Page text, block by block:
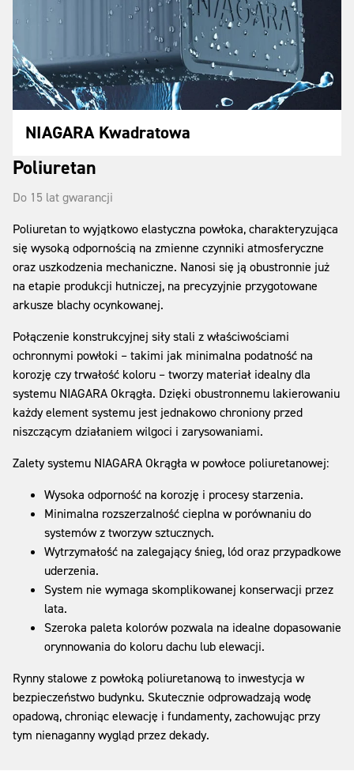
NIAGARA Kwadratowa
Poliuretan
Do 15 lat gwarancji
Poliuretan to wyjątkowo elastyczna powłoka, charakteryzująca
się wysoką odpornością na zmienne czynniki atmosferyczne
oraz uszkodzenia mechaniczne. Nanosi się ją obustronnie już
na etapie produkcji hutniczej, na precyzyjnie przygotowane
arkusze blachy ocynkowanej.
Połączenie konstrukcyjnej siły stali z właściwościami
ochronnymi powłoki – takimi jak minimalna podatność na
korozję czy trwałość koloru – tworzy materiał idealny dla
systemu NIAGARA Okrągła. Dzięki obustronnemu lakierowaniu
każdy element systemu jest jednakowo chroniony przed
niszczącym działaniem wilgoci i zarysowaniami.
Zalety systemu NIAGARA Okrągła w powłoce poliuretanowej:
Wysoka odporność na korozję i procesy starzenia.
Minimalna rozszerzalność cieplna w porównaniu do
systemów z tworzyw sztucznych.
Wytrzymałość na zalegający śnieg, lód oraz przypadkowe
uderzenia.
System nie wymaga skomplikowanej konserwacji przez
lata.
Szeroka paleta kolorów pozwala na idealne dopasowanie
orynnowania do koloru dachu lub elewacji.
Rynny stalowe z powłoką poliuretanową to inwestycja w
bezpieczeństwo budynku. Skutecznie odprowadzają wodę
opadową, chroniąc elewację i fundamenty, zachowując przy
tym nienaganny wygląd przez dekady.